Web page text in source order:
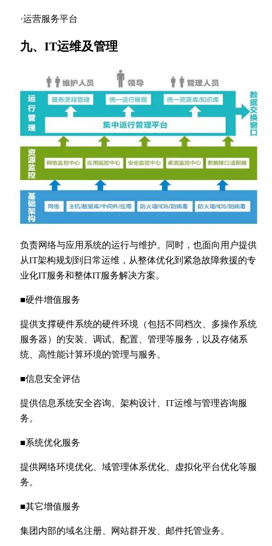
·运营服务平台
九、IT运维及管理
负责网络与应用系统的运行与维护。同时，也面向用户提供
从IT架构规划到日常运维，从整体优化到紧急故障救援的专
业化IT服务和整体IT服务解决方案。
■硬件增值服务
提供支撑硬件系统的硬件环境（包括不同档次、多操作系统
服务器）的安装、调试、配置、管理等服务，以及存储系
统、高性能计算环境的管理与服务。
■信息安全评估
提供信息系统安全咨询、架构设计、IT运维与管理咨询服
务。
■系统优化服务
提供网络环境优化、域管理体系优化、虚拟化平台优化等服
务。
■其它增值服务
集团内部的域名注册、网站群开发、邮件托管业务。